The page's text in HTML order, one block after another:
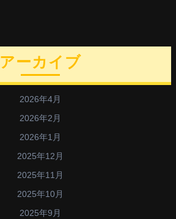
アーカイブ
2026年4月
2026年2月
2026年1月
2025年12月
2025年11月
2025年10月
2025年9月